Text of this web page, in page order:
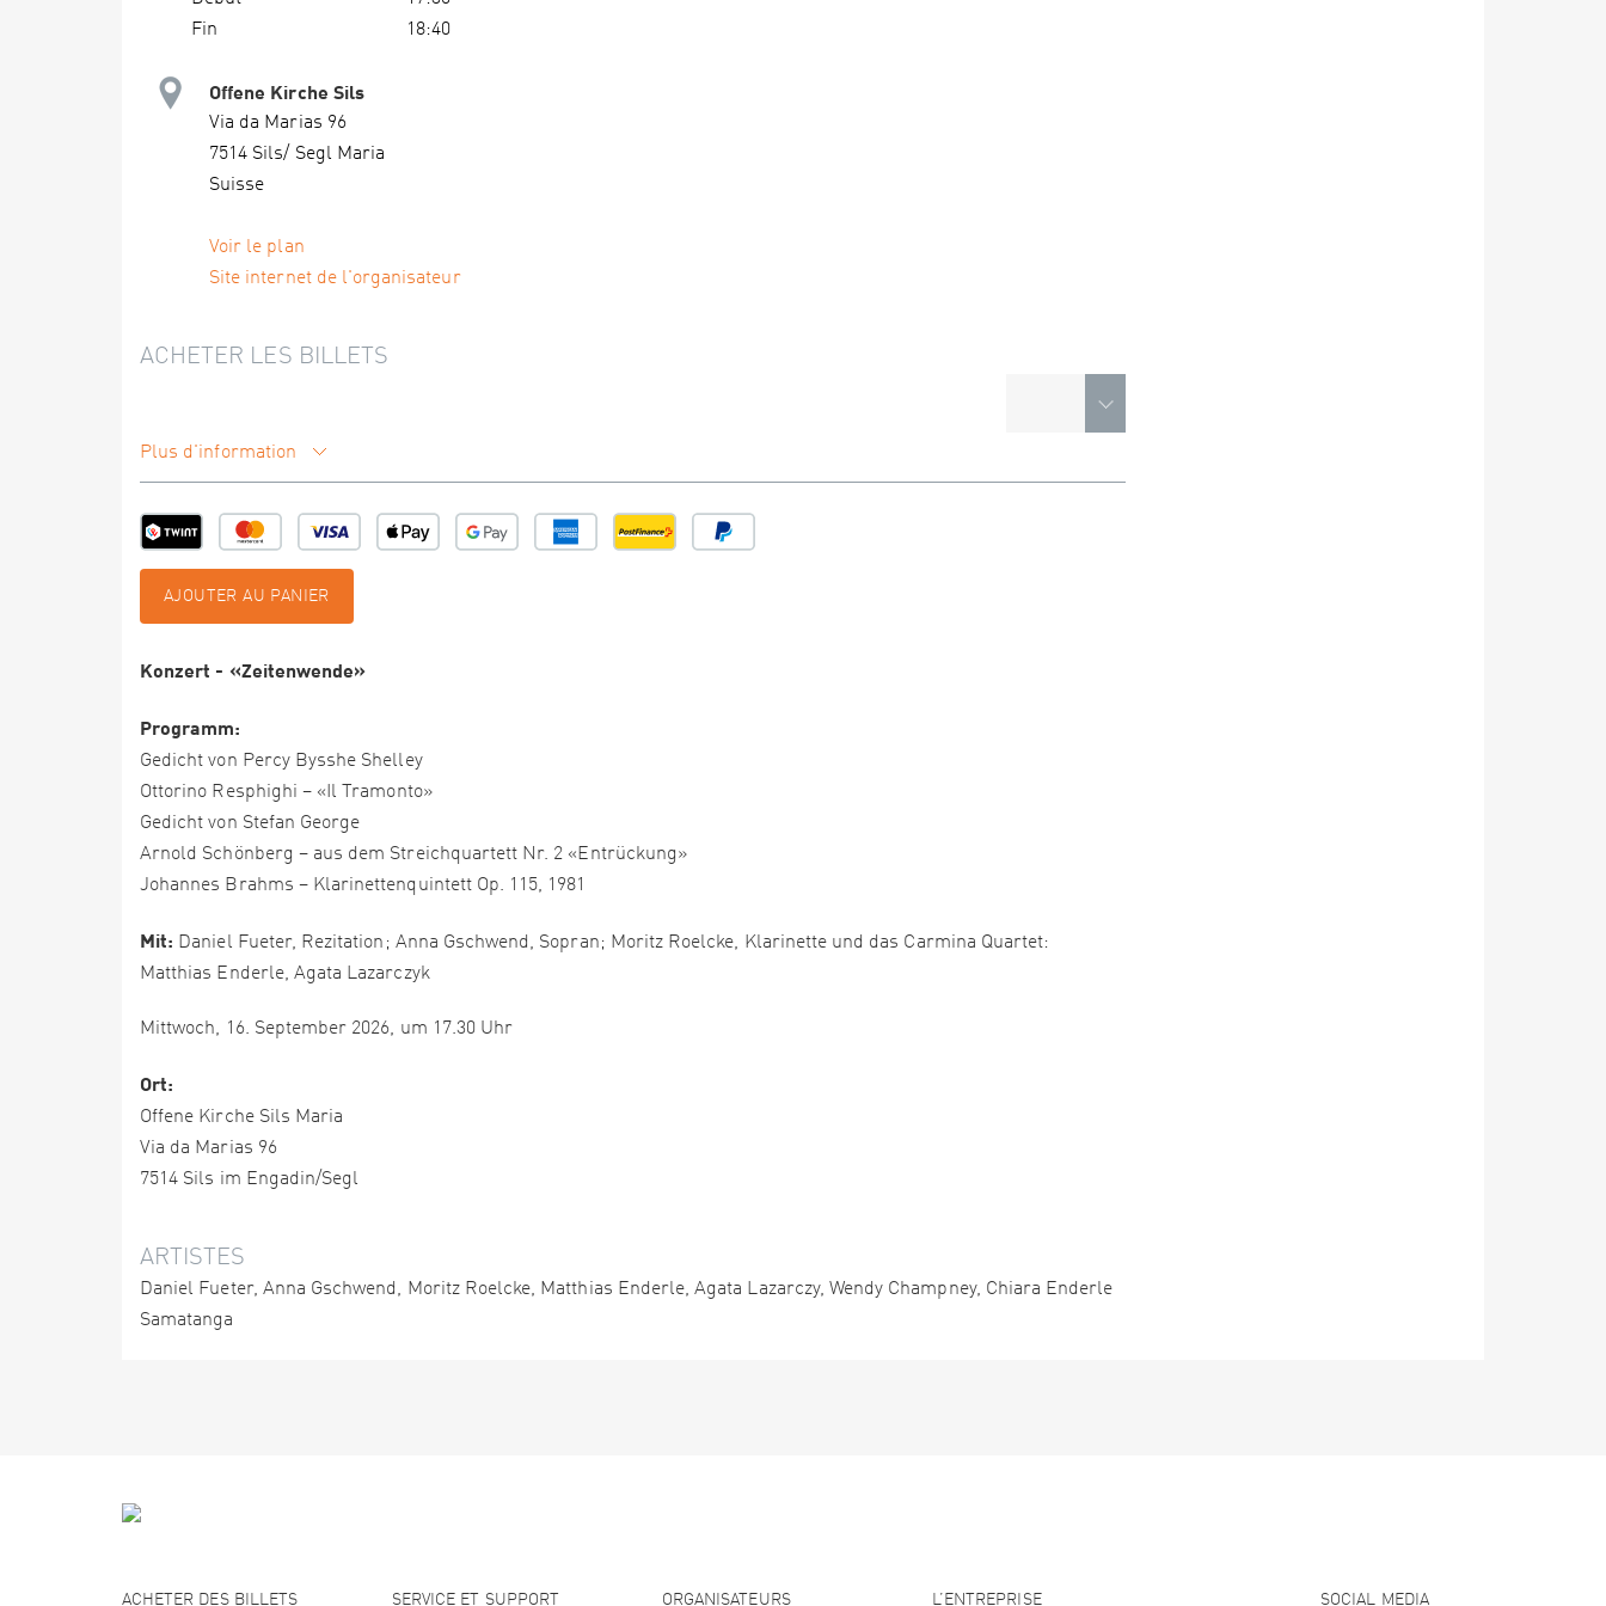
Fin
18:40
Offene Kirche Sils
Via da Marias 96
7514 Sils/ Segl Maria
Suisse
Voir le plan
Site internet de l'organisateur
ACHETER LES BILLETS
Plus d'information
AJOUTER AU PANIER
Konzert - «Zeitenwende»
Programm:
Gedicht von Percy Bysshe Shelley
Ottorino Resphighi – «Il Tramonto»
Gedicht von Stefan George
Arnold Schönberg – aus dem Streichquartett Nr. 2 «Entrückung»
Johannes Brahms – Klarinettenquintett Op. 115, 1981
Mit: Daniel Fueter, Rezitation; Anna Gschwend, Sopran; Moritz Roelcke, Klarinette und das Carmina Quartet:
Matthias Enderle, Agata Lazarczyk
Mittwoch, 16. September 2026, um 17.30 Uhr
Ort:
Offene Kirche Sils Maria
Via da Marias 96
7514 Sils im Engadin/Segl
ARTISTES
Daniel Fueter, Anna Gschwend, Moritz Roelcke, Matthias Enderle, Agata Lazarczy, Wendy Champney, Chiara Enderle
Samatanga
ACHETER DES BILLETS SERVICE ET SUPPORT ORGANISATEURS L’ENTREPRISE SOCIAL MEDIA